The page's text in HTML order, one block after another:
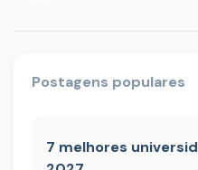
Postagens populares
7 melhores